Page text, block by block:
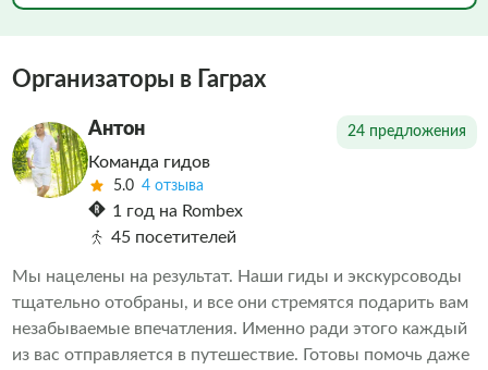
Организаторы в Гаграх
Антон 24 предложения
Команда гидов
5.0 4 отзыва
1 год на Rombex
45 посетителей
Мы нацелены на результат. Наши гиды и экскурсоводы
тщательно отобраны, и все они стремятся подарить вам
незабываемые впечатления. Именно ради этого каждый
из вас отправляется в путешествие. Готовы помочь даже